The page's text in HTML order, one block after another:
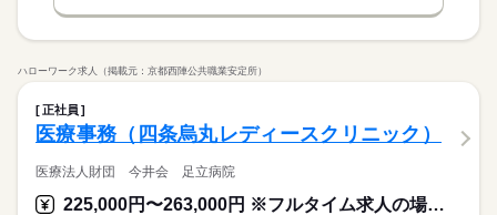
ハローワーク求人（掲載元：京都西陣公共職業安定所）
正社員
医療事務（四条烏丸レディースクリニック）
医療法人財団 今井会 足立病院
225,000円〜263,000円 ※フルタイム求人の場合は月額（換算額）、パート求人の場合は時間額を表示しています。